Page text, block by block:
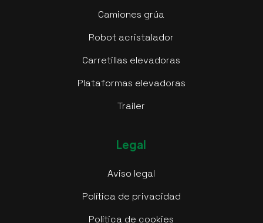
Camiones grúa
Robot acristalador
Carretillas elevadoras
Plataformas elevadoras
Trailer
Legal
Aviso legal
Política de privacidad
Política de cookies